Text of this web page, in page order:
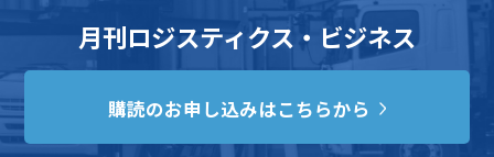
月刊ロジスティクス・ビジネス
購読のお申し込みはこちらから